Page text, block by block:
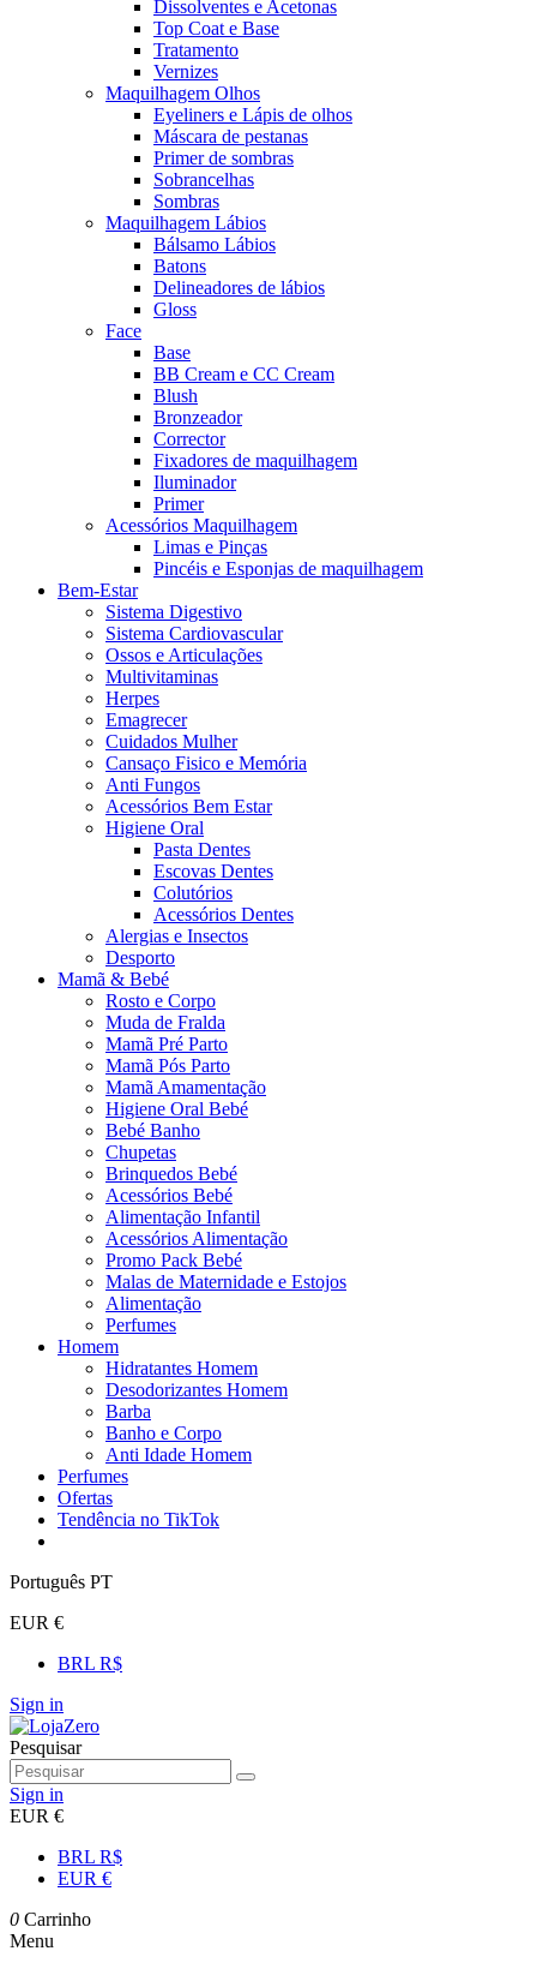
Dissolventes e Acetonas
Top Coat e Base
Tratamento
Vernizes
Maquilhagem Olhos
Eyeliners e Lápis de olhos
Máscara de pestanas
Primer de sombras
Sobrancelhas
Sombras
Maquilhagem Lábios
Bálsamo Lábios
Batons
Delineadores de lábios
Gloss
Face
Base
BB Cream e CC Cream
Blush
Bronzeador
Corrector
Fixadores de maquilhagem
Iluminador
Primer
Acessórios Maquilhagem
Limas e Pinças
Pincéis e Esponjas de maquilhagem
Bem-Estar
Sistema Digestivo
Sistema Cardiovascular
Ossos e Articulações
Multivitaminas
Herpes
Emagrecer
Cuidados Mulher
Cansaço Fisico e Memória
Anti Fungos
Acessórios Bem Estar
Higiene Oral
Pasta Dentes
Escovas Dentes
Colutórios
Acessórios Dentes
Alergias e Insectos
Desporto
Mamã & Bebé
Rosto e Corpo
Muda de Fralda
Mamã Pré Parto
Mamã Pós Parto
Mamã Amamentação
Higiene Oral Bebé
Bebé Banho
Chupetas
Brinquedos Bebé
Acessórios Bebé
Alimentação Infantil
Acessórios Alimentação
Promo Pack Bebé
Malas de Maternidade e Estojos
Alimentação
Perfumes
Homem
Hidratantes Homem
Desodorizantes Homem
Barba
Banho e Corpo
Anti Idade Homem
Perfumes
Ofertas
Tendência no TikTok
Português PT
EUR €
BRL R$
Sign in
Pesquisar
Sign in
EUR €
BRL R$
EUR €
0 Carrinho
Menu